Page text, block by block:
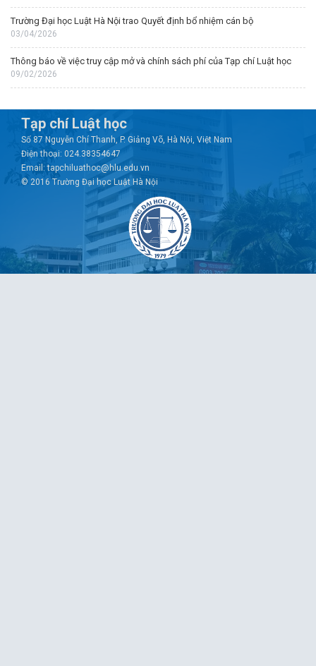
Trường Đại học Luật Hà Nội trao Quyết định bổ nhiệm cán bộ
03/04/2026
Thông báo về việc truy cập mở và chính sách phí của Tạp chí Luật học
09/02/2026
Tạp chí Luật học
Số 87 Nguyễn Chí Thanh, P. Giảng Võ, Hà Nội, Việt Nam
Điện thoại: 024.38354647
Email: tapchiluathoc@hlu.edu.vn
© 2016 Trường Đại học Luật Hà Nội